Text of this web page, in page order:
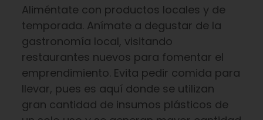
Aliméntate con productos locales y de
temporada. Anímate a degustar de la
gastronomía local, visitando
restaurantes nuevos para fomentar el
emprendimiento. Evita pedir comida para
llevar, pues es aquí donde se utilizan
gran cantidad de insumos plásticos de